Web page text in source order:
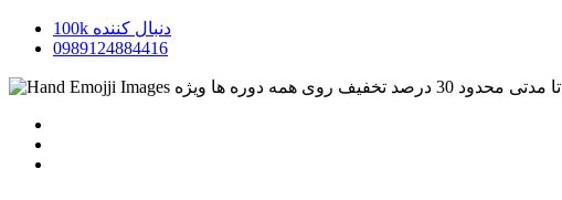
100k دنبال کننده
0989124884416
تا مدتی محدود 30 درصد تخفیف روی همه دوره ها ویژه